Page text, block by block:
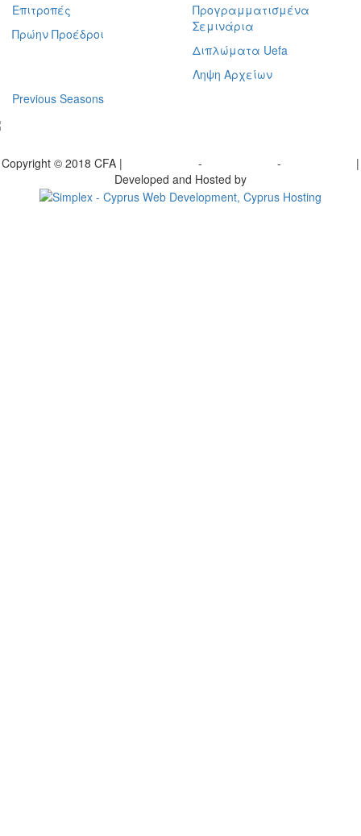
Επιτροπές
Πρώην Προέδροι
Προγραμματισμένα
Σεμινάρια
Διπλώματα Uefa
Ληψη Αρχείων
Previous Seasons
Copyright © 2018 CFA | - -
|
Developed and Hosted by